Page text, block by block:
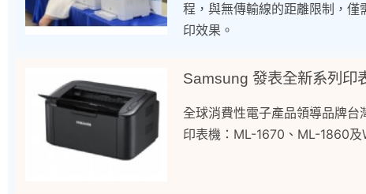
程，與無傳輸線的距離限制，
印效果。
Samsung 發表全新系列印
全球消費性電子產品領導品牌
印表機：ML-1670、ML-1860